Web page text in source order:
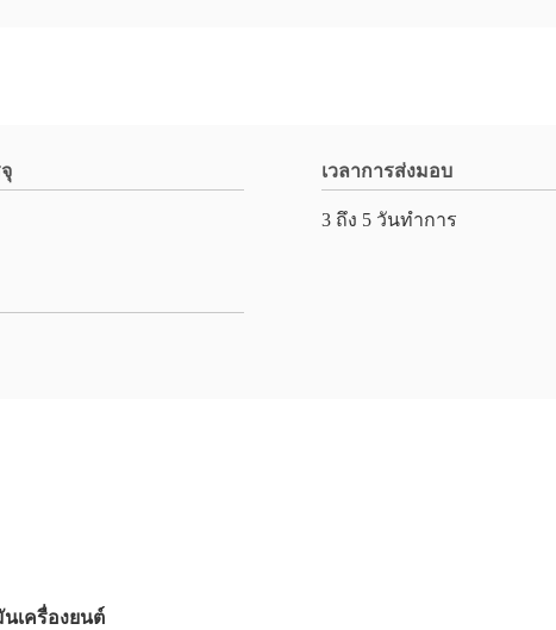
เวลาการส่งมอบ
3 ถึง 5 วันทำการ
เครื่องยนต์